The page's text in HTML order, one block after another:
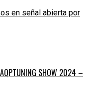
en señal abierta por
SHOW 2024 –